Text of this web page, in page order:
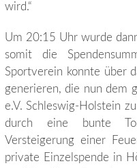
wird.“
Um 20:15 Uhr wurde
somit die
Sportverein konnte über
generieren, die nun dem
e.V. Schleswig-Holstein
durch eine bunte
Versteigerung einer
private Einzelspende in